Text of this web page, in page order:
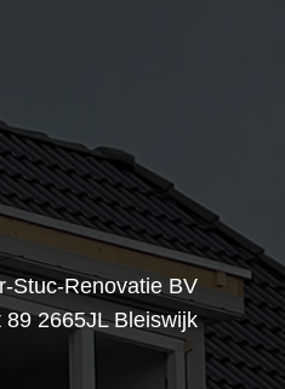
Stuc-Renovatie BV
89 2665JL Bleiswijk